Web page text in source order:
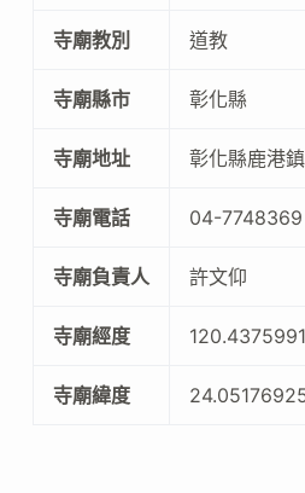
寺廟教別 道教
寺廟縣市 彰化縣
寺廟地址 彰化縣鹿港
寺廟電話 04-7748369
寺廟負責人 許文仰
寺廟經度
寺廟緯度